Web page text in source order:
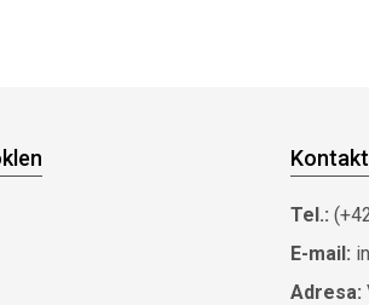
Tel.:
E-mail:
Adresa: